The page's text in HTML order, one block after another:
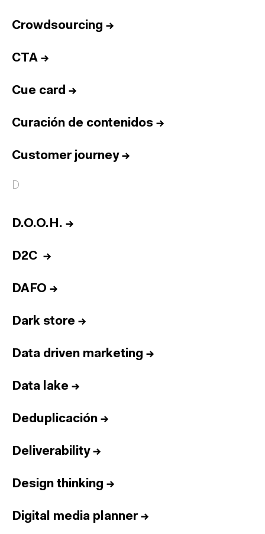
Crowdsourcing →
CTA →
Cue card →
Curación de contenidos →
Customer journey→
D
D.O.O.H. →
D2C →
DAFO →
Dark store →
Data driven marketing →
Data lake →
Deduplicación →
Deliverability→
Design thinking →
Digital media planner→